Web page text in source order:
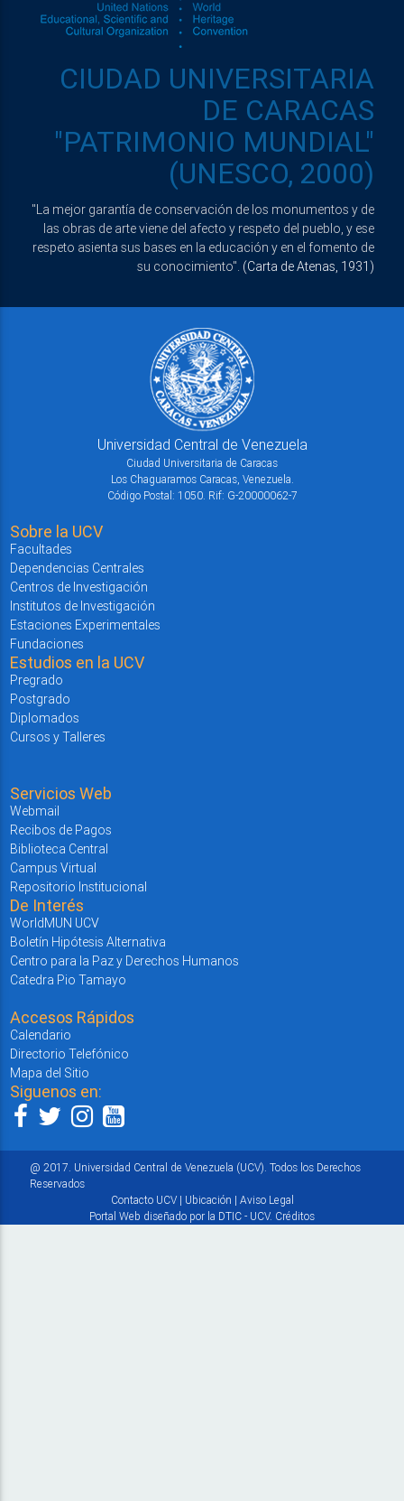
CIUDAD UNIVERSITARIA
DE CARACAS
"PATRIMONIO MUNDIAL"
(UNESCO, 2000)
"La mejor garantía de conservación de los monumentos y de
las obras de arte viene del afecto y respeto del pueblo, y ese
respeto asienta sus bases en la educación y en el fomento de
su conocimiento". (Carta de Atenas, 1931)
Universidad Central de Venezuela
Ciudad Universitaria de Caracas
Los Chaguaramos Caracas, Venezuela.
Código Postal: 1050. Rif: G-20000062-7
Sobre la UCV
Facultades
Dependencias Centrales
Centros de Investigación
Institutos de Investigación
Estaciones Experimentales
Fundaciones
Estudios en la UCV
Pregrado
Postgrado
Diplomados
Cursos y Talleres
Servicios Web
Webmail
Recibos de Pagos
Biblioteca Central
Campus Virtual
Repositorio Institucional
De Interés
WorldMUN UCV
Boletín Hipótesis Alternativa
Centro para la Paz y Derechos Humanos
Catedra Pio Tamayo
Accesos Rápidos
Calendario
Directorio Telefónico
Mapa del Sitio
Siguenos en:
@ 2017. Universidad Central de Venezuela (UCV). Todos los Derechos
Reservados
Contacto UCV| Ubicación | Aviso Legal
Portal Web diseñado por la DTIC - UCV. Créditos